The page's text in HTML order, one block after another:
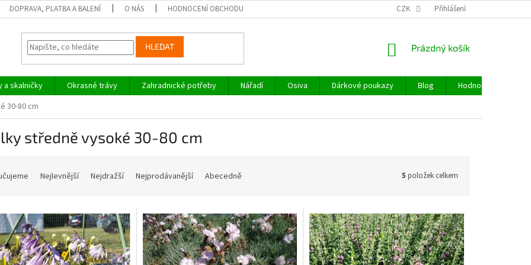
DOPRAVA, PLATBA A BALENÍ O NÁS HODNOCENÍ OBCHODU CZK Přihlášení
HLEDAT
NÁKUPNÍ
Prázdný košík
a skalničky Okrasné trávy Zahradnické potřeby Nářadí Osiva Dárkové poukazy Blog
Hodnocení obchodu
30-80 cm
středně vysoké 30-80 cm
Nejlevnější Nejdražší Nejprodávanější Abecedně 5 položek celkem